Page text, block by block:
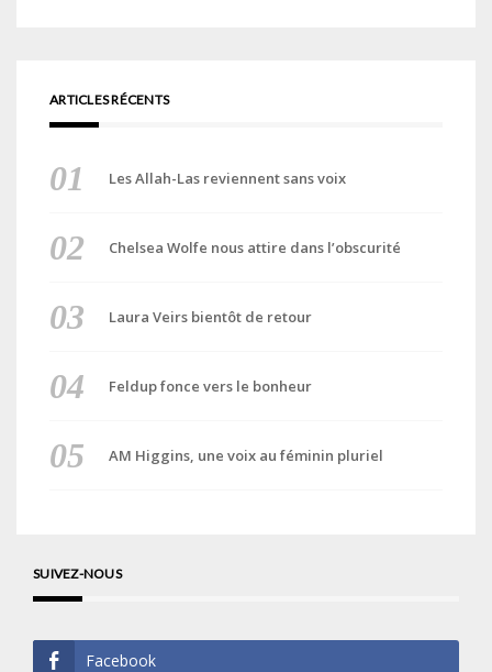
ARTICLES RÉCENTS
Les Allah-Las reviennent sans voix
Chelsea Wolfe nous attire dans l’obscurité
Laura Veirs bientôt de retour
Feldup fonce vers le bonheur
AM Higgins, une voix au féminin pluriel
SUIVEZ-NOUS
Facebook